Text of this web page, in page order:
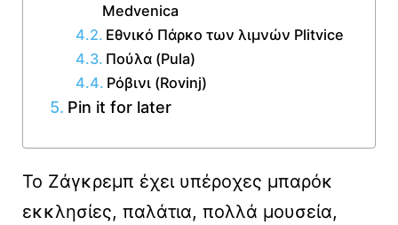
Medvenica
Εθνικό Πάρκο των λιμνών Plitvice
Πούλα (Pula)
Ρόβινι (Rovinj)
Pin it for later
Το Ζάγκρεμπ έχει υπέροχες μπαρόκ
εκκλησίες, παλάτια, πολλά μουσεία,